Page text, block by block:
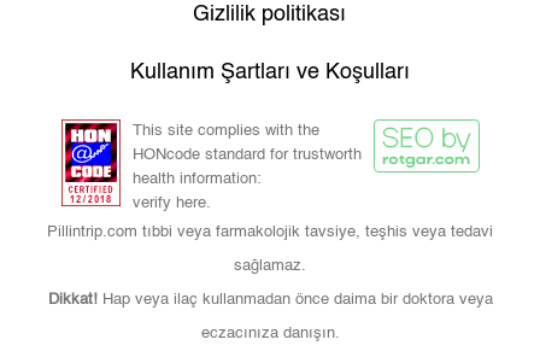
Gizlilik politikası
Kullanım Şartları ve Koşulları
This site complies with the
HONcode standard for trustworth
health information:
verify here.
Pillintrip.com tıbbi veya farmakolojik tavsiye, teşhis veya tedavi
sağlamaz.
Dikkat! Hap veya ilaç kullanmadan önce daima bir doktora veya
eczacınıza danışın.